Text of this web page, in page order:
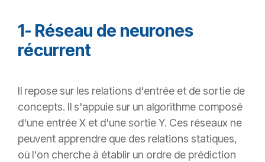
1- Réseau de neurones
récurrent
Il repose sur les relations d'entrée et de sortie de
concepts. Il s'appuie sur un algorithme composé
d'une entrée X et d'une sortie Y. Ces réseaux ne
peuvent apprendre que des relations statiques,
où l'on cherche à établir un ordre de prédiction